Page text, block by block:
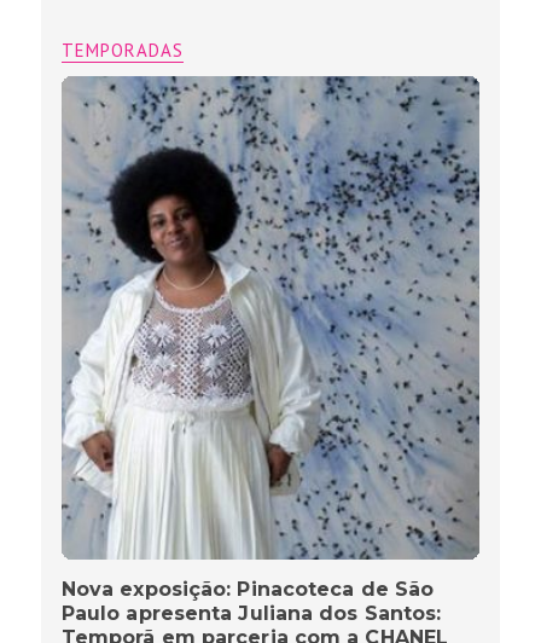
TEMPORADAS
Nova exposição: Pinacoteca de São
Paulo apresenta Juliana dos Santos:
Temporã em parceria com a CHANEL